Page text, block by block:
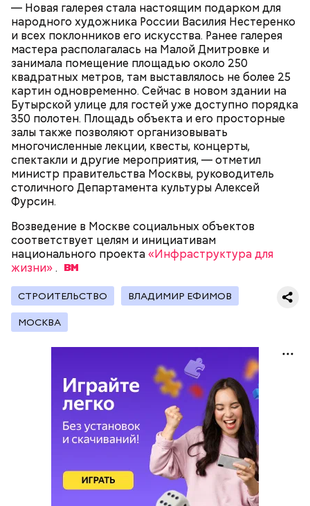
— Новая галерея стала настоящим подарком для
народного художника России Василия Нестеренко
и всех поклонников его искусства. Ранее галерея
мастера располагалась на Малой Дмитровке и
занимала помещение площадью около 250
квадратных метров, там выставлялось не более 25
картин одновременно. Сейчас в новом здании на
Бутырской улице для гостей уже доступно порядка
350 полотен. Площадь объекта и его просторные
залы также позволяют организовывать
многочисленные лекции, квесты, концерты,
спектакли и другие мероприятия, — отметил
министр правительства Москвы, руководитель
столичного Департамента культуры Алексей
Фурсин.
Возведение в Москве социальных объектов
соответствует целям и инициативам
национального проекта«Инфраструктура для
жизни».
СТРОИТЕЛЬСТВО ВЛАДИМИР ЕФИМОВ
МОСКВА
Мастерские и лаборатории колледжей, которые
производственные площадки, нежели учебные
помещения.
В Московском государственном колледже
электромеханики и информационных технологий
обучают по профессии «Мастер вертикального
транспорта». Здесь есть мастерская, где учат
будущих электромехаников по лифтам.
Модернизировали также лабораторию
композитных материалов в Политехническом
колледже имени Н. Н. Годовикова. Там студенты
изготавливают детали из стеклоткани и
углеволокна, проверяют их качество на новых
дефектоскопах и работают на лазерном и
гибочном станках с ЧПУ. Здесь же появился
учебный комплекс с технологией дополненной
реальности, который помогает студентам изучать
устройство авиационных двигателей.
— Очень красивые локации и столько полезных
знаний! — поделилась ученица 10 «В» класса Елена
Все участники экскурсии отметили масштабы
пространства кинопарка и возможность
перемещаться из одной эпохи в другую.